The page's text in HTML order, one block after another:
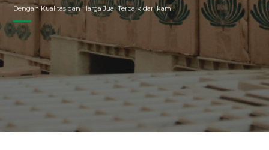
Dengan Kualitas dan Harga Jual Terbaik dari kami.